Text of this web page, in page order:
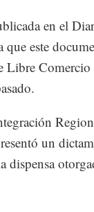
en el
este
Comercio
un
dispensa